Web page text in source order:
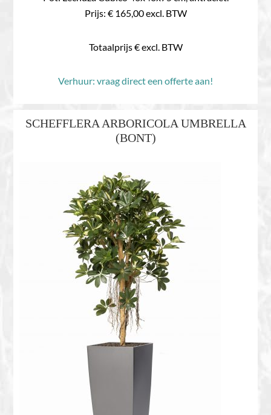
Prijs: € 165,00 excl. BTW
Totaalprijs € excl. BTW
Verhuur: vraag direct een offerte aan!
SCHEFFLERA ARBORICOLA UMBRELLA
(BONT)